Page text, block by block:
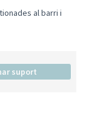
al barri i
suport